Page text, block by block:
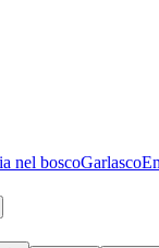
nel boscoGarlasco